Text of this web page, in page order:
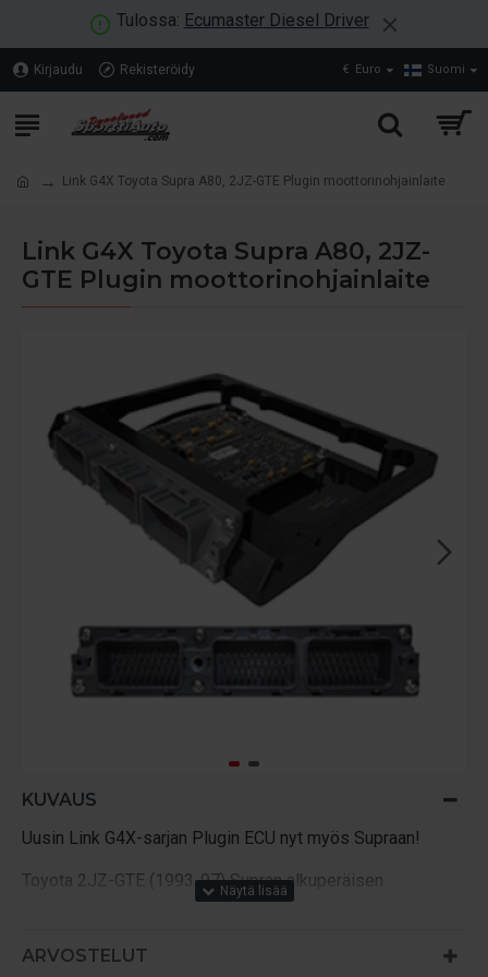
Tulossa: Ecumaster Diesel Driver
Kirjaudu Rekisteröidy € Euro Suomi
Link G4X Toyota Supra A80, 2JZ-GTE Plugin moottorinohjainlaite
Link G4X Toyota Supra A80, 2JZ-
GTE Plugin moottorinohjainlaite
KUVAUS
Uusin Link G4X-sarjan Plugin ECU nyt myös Supraan!
Toyota 2JZ-GTE (1993-97) Supran alkuperäisen
ohjausyksikön kannet ruuvataan irti ECU kotelosta ja Linkin
kiinnitään samoilla ruuveilla alkuperäiseen ECUn kuoriin.
ARVOSTELUT